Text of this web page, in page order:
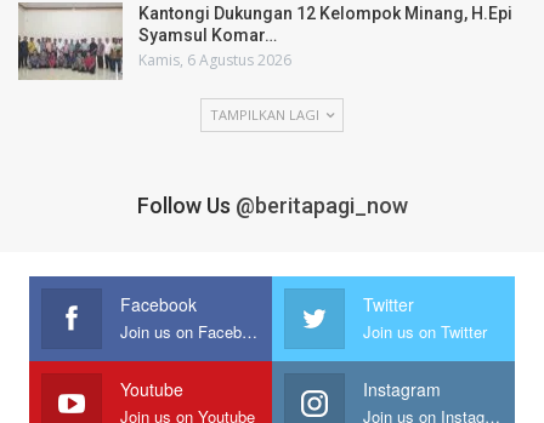
Kantongi Dukungan 12 Kelompok Minang, H.Epi
Syamsul Komar…
Kamis, 6 Agustus 2026
TAMPILKAN LAGI
Follow Us @beritapagi_now
Facebook
Join us on Facebook
Twitter
Join us on Twitter
Youtube
Join us on Youtube
Instagram
Join us on Instagram